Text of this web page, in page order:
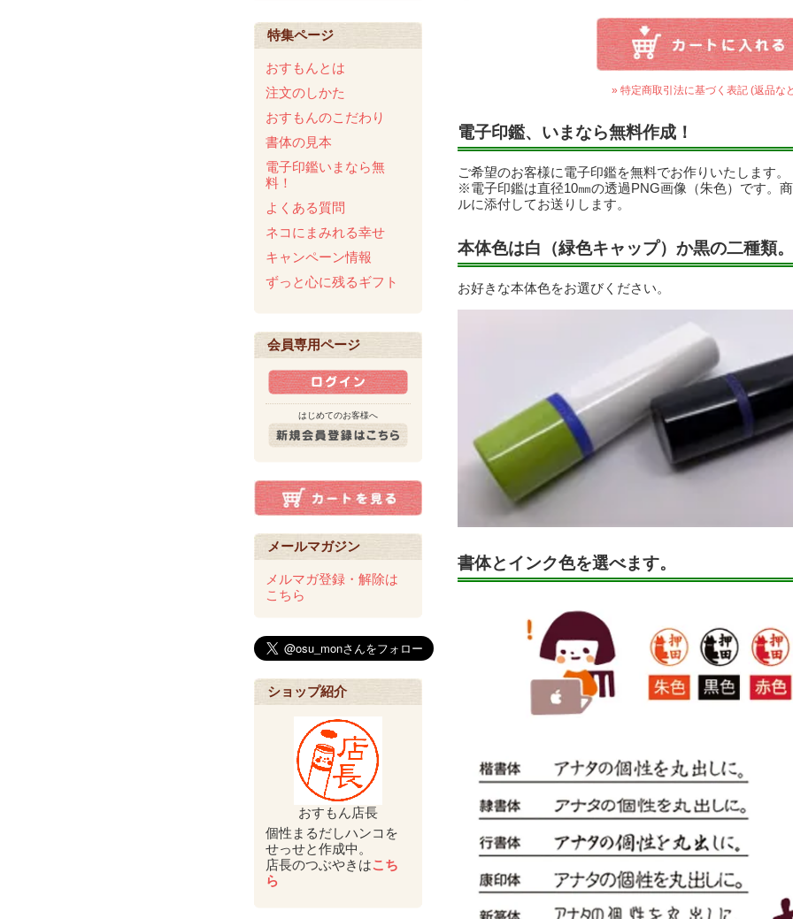
特集ページ
おすもんとは
注文のしかた
おすもんのこだわり
書体の見本
電子印鑑いまなら無
料！
よくある質問
ネコにまみれる幸せ
キャンペーン情報
ずっと心に残るギフト
会員専用ページ
はじめてのお客様へ
メールマガジン
メルマガ登録・解除は
こちら
ショップ紹介
おすもん店長
個性まるだしハンコを
せっせと作成中。
店長のつぶやきはこち
ら
» 特定商取引法に基づく表記 (返品な
電子印鑑、いまなら無料作成！
ご希望のお客様に電子印鑑を無料でお作りいたします。
※電子印鑑は直径10㎜の透過PNG画像（朱色）です。
ルに添付してお送りします。
本体色は白（緑色キャップ）か黒の二種類。
お好きな本体色をお選びください。
書体とインク色を選べます。